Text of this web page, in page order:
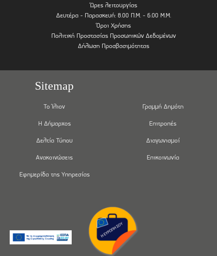
Ώρες λειτουργίας
Δευτέρα - Παρασκευή: 8.00 Π.Μ. - 6.00 Μ.Μ.
Όροι Χρήσης
Πολιτική Προστασίας Προσωπικών Δεδομένων
Δήλωση Προσβασιμότητας
Sitemap
Το Ίλιον
Η Δήμαρχος
Δελτία Τύπου
Ανακοινώσεις
Εφημερίδα της Υπηρεσίας
Γραμμή Δημότη
Επιτροπές
Διαγωνισμοί
Επικοινωνία